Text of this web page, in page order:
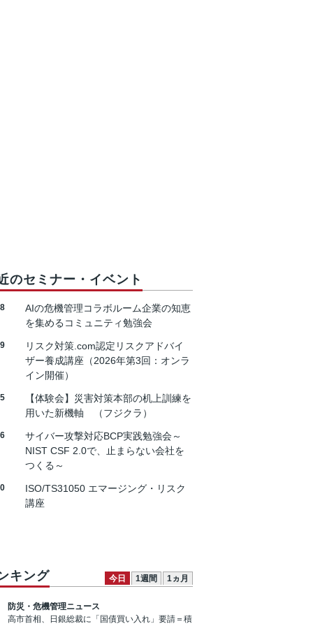
のセミナー・イベント
AIの危機管理コラボルーム企業の知恵
を集めるコミュニティ勉強会
リスク対策.com認定リスクアドバイ
ザー養成講座（2026年第3回：オンラ
イン開催）
【体験会】災害対策本部の机上訓練を
用いた新機軸 （フジクラ）
サイバー攻撃対応BCP実践勉強会～
NIST CSF 2.0で、止まらない会社を
つくる～
ISO/TS31050 エマージング・リスク
講座
キング 今日 1週間 1ヵ月
防災・危機管理ニュース
高市首相、日銀総裁に「国債買い入れ」要請＝積